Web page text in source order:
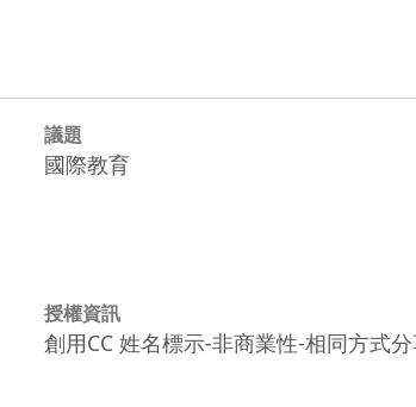
議題
國際教育
授權資訊
創用CC 姓名標示-非商業性-相同方式